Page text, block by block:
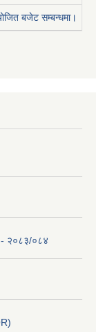
बजेट सम्बन्धमा।
२०८३/०८४